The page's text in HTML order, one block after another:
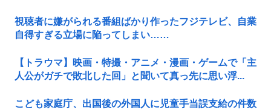
視聴者に嫌がられる番組ばかり作ったフジテレビ、自業
自得すぎる立場に陥ってしまい……
【トラウマ】映画・特撮・アニメ・漫画・ゲームで「主
人公がガチで敗北した回」と聞いて真っ先に思い浮...
こども家庭庁、出国後の外国人に児童手当誤支給の件数